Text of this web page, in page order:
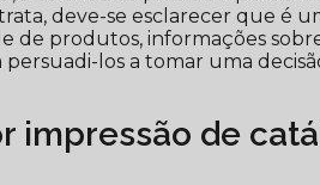
deve-se esclarecer que é
de produtos, informações
los a tomar uma
impressão de